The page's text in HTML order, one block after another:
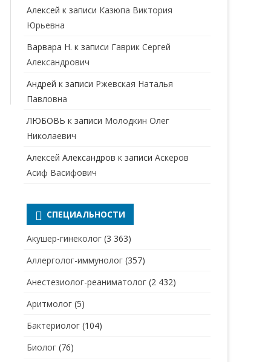
НЕВРОПАТОЛОГ
НЕФРОЛОГ
ОТОЛАРИНГОЛОГ
ОФТАЛЬМОЛОГ
ПРОКТОЛОГ
РЕВМАТОЛОГ
РЕНТГЕНОЛОГ
СТОМАТОЛОГ
СТОМАТОЛОГ-ОРТОДОНТ
Алексей к записи Казюпа Виктория
Юрьевна
Варвара Н. к записи Гаврик Сергей
Александрович
Андрей к записи Ржевская Наталья
Павловна
ЛЮБОВЬ к записи Молодкин Олег
Николаевич
Алексей Александров к записиАскеров
Асиф Васифович
СПЕЦИАЛЬНОСТИ
Акушер-гинеколог (3 363)
Аллерголог-иммунолог (357)
Анестезиолог-реаниматолог (2 432)
Аритмолог (5)
Бактериолог (104)
Биолог (76)